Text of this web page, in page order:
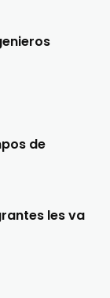
de
les va